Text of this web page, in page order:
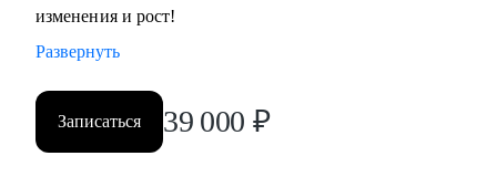
изменения и рост!
Развернуть
Записаться 39 000 ₽